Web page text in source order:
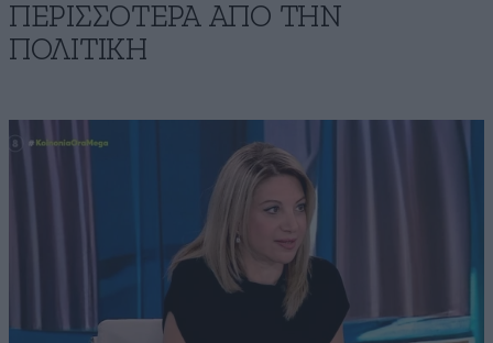
ΠΕΡΙΣΣΟΤΕΡΑ ΑΠΟ ΤΗΝ
ΠΟΛΙΤΙΚΗ